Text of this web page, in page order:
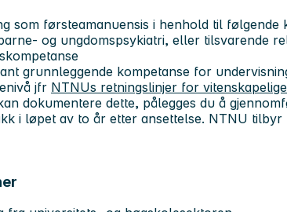
som førsteamanuensis i henhold til følgende
og ungdomspsykiatri, eller tilsvarende
grunnleggende kompetanse for
jfr NTNUs retningslinjer for vitenskapelige
dokumentere dette, pålegges du å
i løpet av to år etter ansettelse. NTNU tilbyr